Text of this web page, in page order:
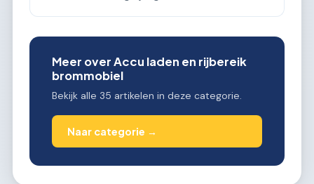
Meer over Accu laden en rijbereik
brommobiel
Bekijk alle 35 artikelen in deze categorie.
Naar categorie →